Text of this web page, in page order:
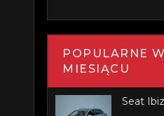
POPULARNE
MIESIĄCU
Seat